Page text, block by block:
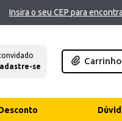
Insira o seu CEP para
se